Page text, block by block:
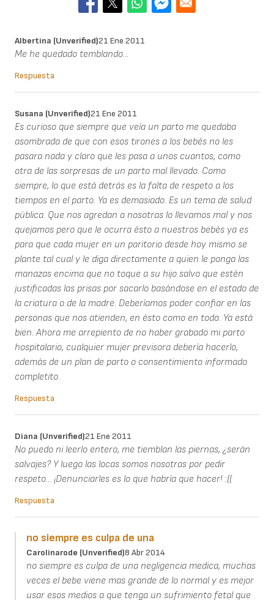
Albertina (unverified)21 Ene 2011
Me he quedado temblando...
Respuesta
Susana (unverified)21 Ene 2011
Es curioso que siempre que veía un parto me quedaba
asombrada de que con esos tirones a los bebés no les
pasara nada y claro que les pasa a unos cuantos, como
otra de las sorpresas de un parto mal llevado. Como
siempre, lo que está detrás es la falta de respeto a los
tiempos en el parto. Ya es demasiado. Es un tema de salud
pública. Que nos agredan a nosotras lo llevamos mal y nos
quejamos pero que le ocurra ésto a nuestros bebés ya es
para que cada mujer en un paritorio desde hoy mismo se
plante tal cual y le diga directamente a quien le ponga las
manazas encima que no toque a su hijo salvo que estén
justificadas las prisas por sacarlo basándose en el estado de
la criatura o de la madre. Deberíamos poder confiar en las
personas que nos atienden, en ésto como en todo. Ya está
bien. Ahora me arrepiento de no haber grabado mi parto
hospitalario, cualquier mujer previsora debería hacerlo,
además de un plan de parto o consentimiento informado
completito.
Respuesta
Diana (unverified)21 Ene 2011
No puedo ni leerlo entero, me tiemblan las piernas, ¿serán
salvajes? Y luego las locas somos nosotras por pedir
respeto... ¡Denunciarles es lo que habría que hacer! :((
Respuesta
no siempre es culpa de una
Carolinarode (unverified)8 Abr 2014
no siempre es culpa de una negligencia medica, muchas
veces el bebe viene mas grande de lo normal y es mejor
usar esos medios a que tenga un sufrimiento fetal que